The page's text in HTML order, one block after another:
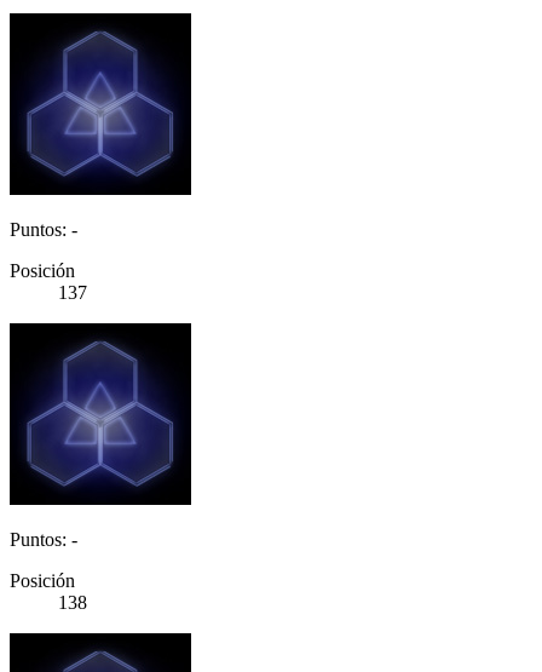
Puntos: -
Posición
137
Puntos: -
Posición
138